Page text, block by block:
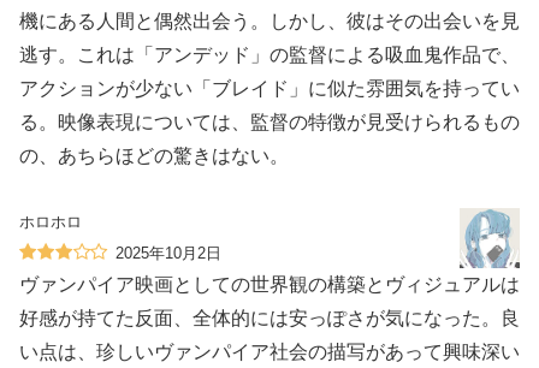
機にある人間と偶然出会う。しかし、彼はその出会いを見
逃す。これは「アンデッド」の監督による吸血鬼作品で、
アクションが少ない「ブレイド」に似た雰囲気を持ってい
る。映像表現については、監督の特徴が見受けられるもの
の、あちらほどの驚きはない。
ホロホロ
2025年10月2日
ヴァンパイア映画としての世界観の構築とヴィジュアルは
好感が持てた反面、全体的には安っぽさが気になった。良
い点は、珍しいヴァンパイア社会の描写があって興味深い